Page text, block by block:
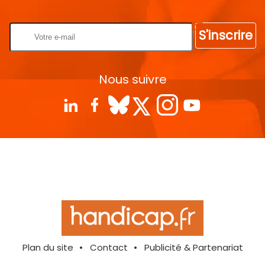
S'inscrire
Nous suivre
Plan du site Contact
Publicité & Partenariat